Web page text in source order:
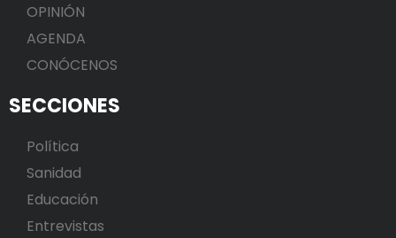
OPINIÓN
AGENDA
CONÓCENOS
SECCIONES
Política
Sanidad
Educación
Entrevistas